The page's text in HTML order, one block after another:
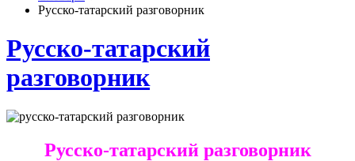
Русско-татарский разговорник
Русско-татарский
разговорник
Русско-татарский разговорник